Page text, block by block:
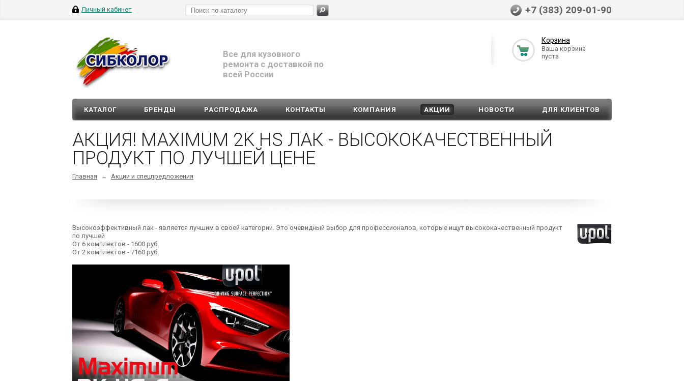
Личный кабинет +7 (383) 209-01-90
Все для кузовного
ремонта с доставкой по
всей России
Корзина
Ваша корзина
пуста
КАТАЛОГ БРЕНДЫ РАСПРОДАЖА КОНТАКТЫ КОМПАНИЯ АКЦИИ НОВОСТИ ДЛЯ КЛИЕНТОВ
АКЦИЯ! MAXIMUM 2K HS ЛАК - ВЫСОКОКАЧЕСТВЕННЫЙ
ПРОДУКТ ПО ЛУЧШЕЙ ЦЕНЕ
Главная → Акции и спецпредложения
Высокоэффективный лак - является лучшим в своей категории. Это очевидный выбор для профессионалов, которые ищут высококачественный продукт
по лучшей
От 6 комплектов - 1600 руб.
От 2 комплектов - 7160 руб.